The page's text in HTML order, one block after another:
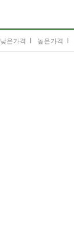
낮은가격 높은가격